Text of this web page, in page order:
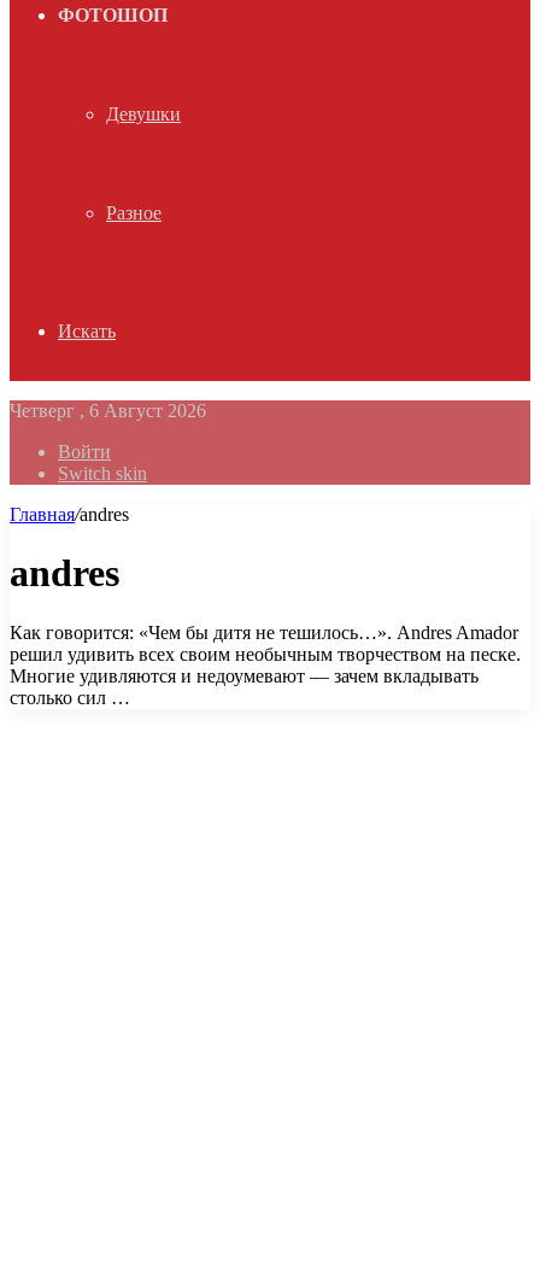
ФОТОШОП
Девушки
Разное
Искать
Четверг , 6 Август 2026
Войти
Switch skin
Главная/andres
andres
Как говорится: «Чем бы дитя не тешилось…». Andres Amador
решил удивить всех своим необычным творчеством на песке.
Многие удивляются и недоумевают — зачем вкладывать
столько сил …